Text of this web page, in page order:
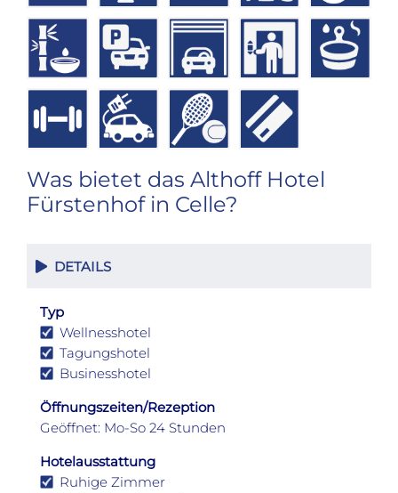
Was bietet das Althoff Hotel
Fürstenhof in Celle?
DETAILS
Typ
Wellnesshotel
Tagungshotel
Businesshotel
Öffnungszeiten/Rezeption
Geöffnet: Mo-So 24 Stunden
Hotelausstattung
Ruhige Zimmer